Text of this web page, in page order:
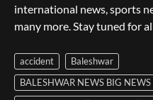
international news, sports
many more. Stay tuned for
accident
Baleshwar
BALESHWAR NEWS BIG NEWS